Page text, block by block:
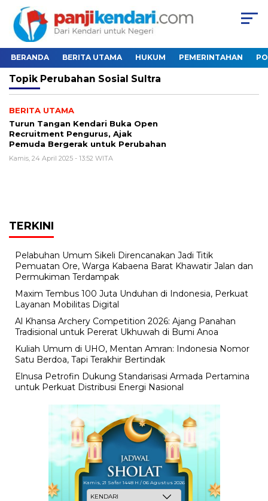
BERANDA BERITA UTAMA HUKUM PEMERINTAHAN
Topik Perubahan Sosial Sultra
BERITA UTAMA
Turun Tangan Kendari Buka Open
Recruitment Pengurus, Ajak
Pemuda Bergerak untuk Perubahan
Kamis, 24 April 2025 - 13:52 WITA
TERKINI
Pelabuhan Umum Sikeli Direncanakan Jadi Titik
Pemuatan Ore, Warga Kabaena Barat Khawatir Jalan dan
Permukiman Terdampak
Maxim Tembus 100 Juta Unduhan di Indonesia, Perkuat
Layanan Mobilitas Digital
Al Khansa Archery Competition 2026: Ajang Panahan
Tradisional untuk Pererat Ukhuwah di Bumi Anoa
Kuliah Umum di UHO, Mentan Amran: Indonesia Nomor
Satu Berdoa, Tapi Terakhir Bertindak
Elnusa Petrofin Dukung Standarisasi Armada Pertamina
untuk Perkuat Distribusi Energi Nasional
Kamis, 21 Safar 1448 H / 06 Agustus 2026